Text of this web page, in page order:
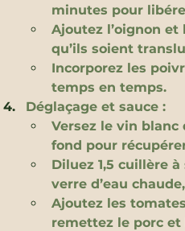
minutes pour
Ajoutez l’oignon et
qu’ils soient
Incorporez les
temps en temps.
Déglaçage et sauce :
Versez le vin
fond pour
Diluez 1,5 cuillère
verre d’eau
Ajoutez les
remettez le porc et